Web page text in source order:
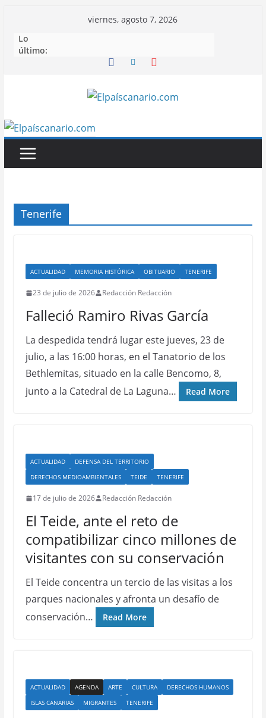
contenido
viernes, agosto 7, 2026
Lo
último:
Tenerife
ACTUALIDAD MEMORIA HISTÓRICA OBITUARIO TENERIFE
23 de julio de 2026 Redacción Redacción
Falleció Ramiro Rivas García
La despedida tendrá lugar este jueves, 23 de
julio, a las 16:00 horas, en el Tanatorio de los
Bethlemitas, situado en la calle Bencomo, 8,
junto a la Catedral de La Laguna…
Read More
ACTUALIDAD
DEFENSA DEL TERRITORIO
DERECHOS MEDIOAMBIENTALES
TEIDE TENERIFE
17 de julio de 2026 Redacción Redacción
El Teide, ante el reto de
compatibilizar cinco millones de
visitantes con su conservación
El Teide concentra un tercio de las visitas a los
parques nacionales y afronta un desafío de
conservación…
Read More
ACTUALIDAD AGENDA ARTE CULTURA
DERECHOS HUMANOS
ISLAS CANARIAS
MIGRANTES TENERIFE